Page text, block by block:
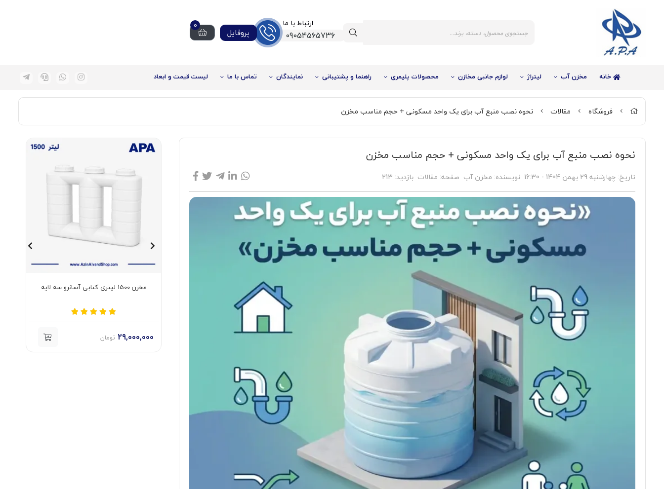
ارتباط با ما
09054565736 پروفایل
0
خانه مخزن آب لیتراژ لوازم جانبی مخازن محصولات پلیمری راهنما و پشتیبانی نمایندگان تماس با ما لیست قیمت و ابعاد
فروشگاه مقالات نحوه نصب منبع آب برای یک واحد مسکونی + حجم مناسب مخزن
نحوه نصب منبع آب برای یک واحد مسکونی + حجم مناسب مخزن
تاریخ: چهارشنبه 29 بهمن 1404 - 16:30 نویسنده: مخزن آب صفحه: مقالات بازدید: 213
%40
مخزن 2000 لیتری کتابی آسانرو سه لایه
55,000,000
33,000,000
مخزن 1000 لیتری مکعبی سه لایه
22,000,000
15,000,000 تومان
مخزن 1500 لیتری کتابی آسانرو سه لایه
29,000,000
مخزن 500 لیتری کتابی آسانرو سه لایه
18,500,000 تومان